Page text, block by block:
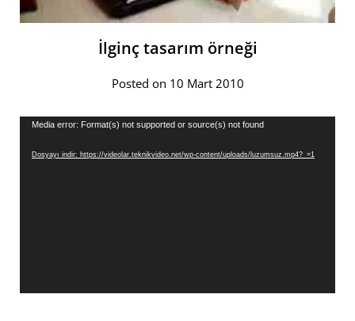
İlginç tasarım örneği
Posted on 10 Mart 2010
Video
Media error: Format(s) not supported or source(s) not found
Dosyayı indir: https://videolar.teknikvideo.net/wp-content/uploads/luzumsuz.mp4?_=1